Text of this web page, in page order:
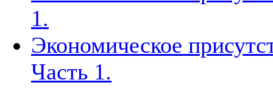
1.
Экономическое
Часть 1.